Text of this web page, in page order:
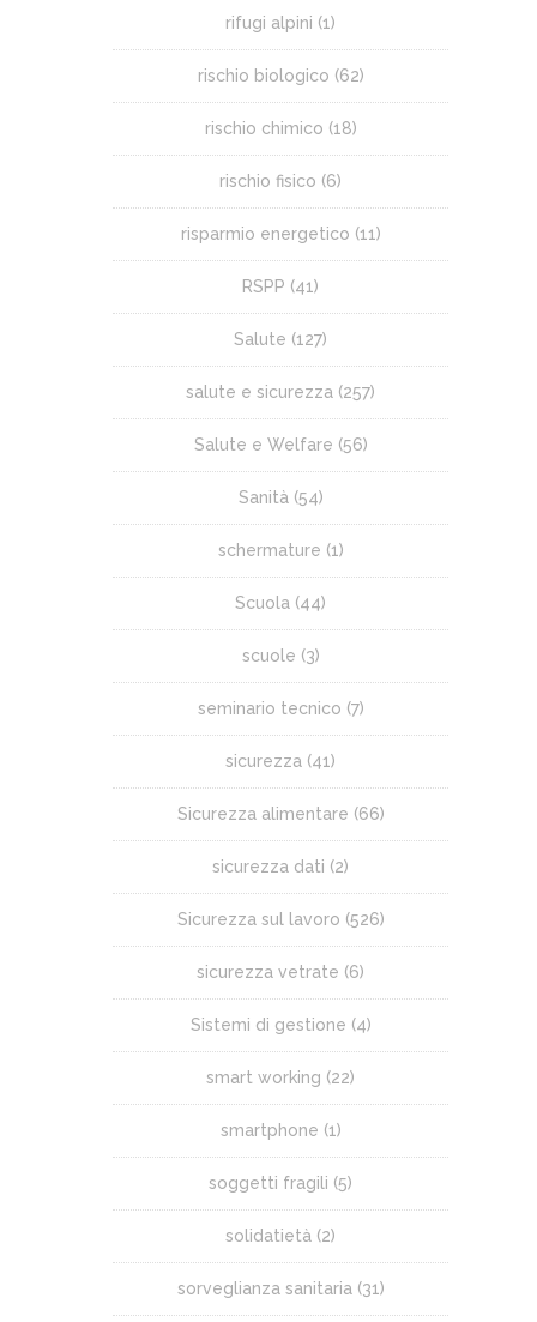
rifugi alpini (1)
rischio biologico (62)
rischio chimico (18)
rischio fisico (6)
risparmio energetico (11)
RSPP (41)
Salute (127)
salute e sicurezza (257)
Salute e Welfare (56)
Sanità (54)
schermature (1)
Scuola (44)
scuole (3)
seminario tecnico (7)
sicurezza (41)
Sicurezza alimentare (66)
sicurezza dati (2)
Sicurezza sul lavoro (526)
sicurezza vetrate (6)
Sistemi di gestione (4)
smart working (22)
smartphone (1)
soggetti fragili (5)
solidatietà (2)
sorveglianza sanitaria (31)